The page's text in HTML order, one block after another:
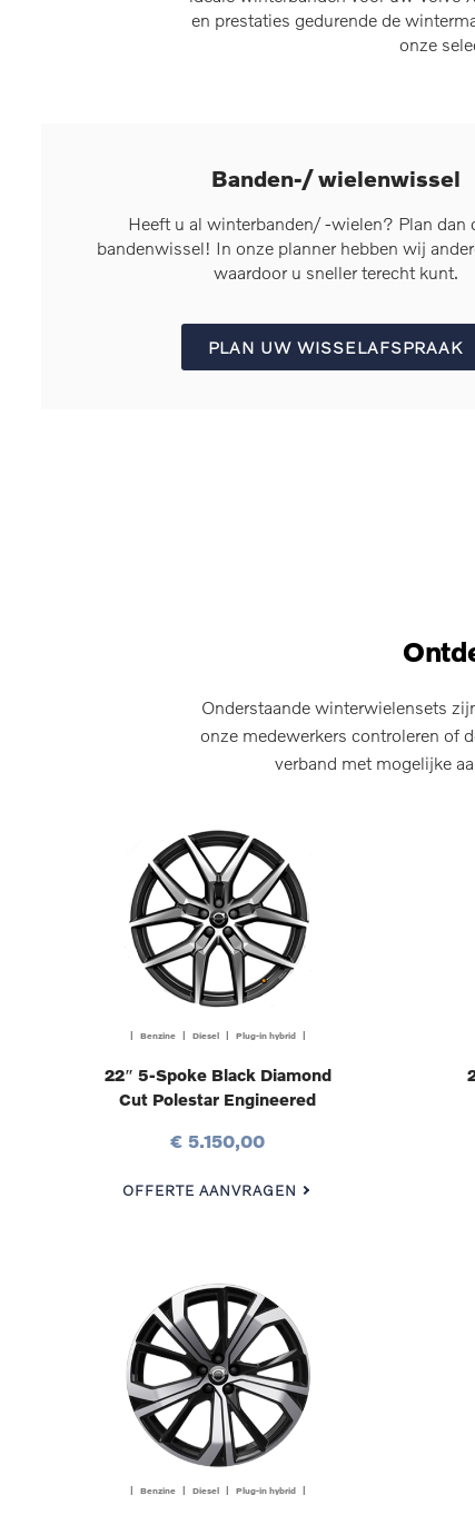
en prestaties gedurende de
onze
Banden-/ wielenwissel
Heeft u al winterbanden/ -wielen? Plan dan
bandenwissel! In onze planner hebben wij
waardoor u sneller terecht kunt.
PLAN UW WISSELAFSPRAAK
Onderstaande winterwielensets
onze medewerkers controleren of
verband met mogelijke
| Benzine | Diesel | Plug-in hybrid |
22″ 5-Spoke Black Diamond
Cut Polestar Engineered
€ 5.150,00
OFFERTE AANVRAGEN
| Benzine | Diesel | Plug-in hybrid |